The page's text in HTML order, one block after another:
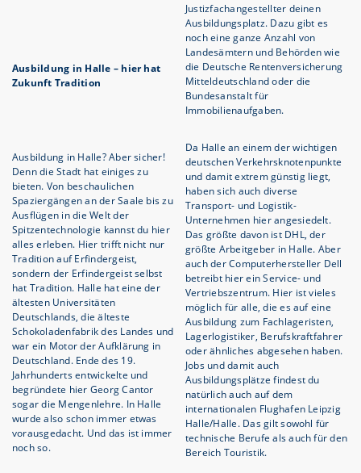
Ausbildung in Halle – hier hat
Zukunft Tradition
Ausbildung in Halle? Aber sicher!
Denn die Stadt hat einiges zu
bieten. Von beschaulichen
Spaziergängen an der Saale bis zu
Ausflügen in die Welt der
Spitzentechnologie kannst du hier
alles erleben. Hier trifft nicht nur
Tradition auf Erfindergeist,
sondern der Erfindergeist selbst
hat Tradition. Halle hat eine der
ältesten Universitäten
Deutschlands, die älteste
Schokoladenfabrik des Landes und
war ein Motor der Aufklärung in
Deutschland. Ende des 19.
Jahrhunderts entwickelte und
begründete hier Georg Cantor
sogar die Mengenlehre. In Halle
wurde also schon immer etwas
vorausgedacht. Und das ist immer
noch so.
Justizfachangestellter deinen
Ausbildungsplatz. Dazu gibt es
noch eine ganze Anzahl von
Landesämtern und Behörden wie
die Deutsche Rentenversicherung
Mitteldeutschland oder die
Bundesanstalt für
Immobilienaufgaben.
Da Halle an einem der wichtigen
deutschen Verkehrsknotenpunkte
und damit extrem günstig liegt,
haben sich auch diverse
Transport- und Logistik-
Unternehmen hier angesiedelt.
Das größte davon ist DHL, der
größte Arbeitgeber in Halle. Aber
auch der Computerhersteller Dell
betreibt hier ein Service- und
Vertriebszentrum. Hier ist vieles
möglich für alle, die es auf eine
Ausbildung zum Fachlageristen,
Lagerlogistiker, Berufskraftfahrer
oder ähnliches abgesehen haben.
Jobs und damit auch
Ausbildungsplätze findest du
natürlich auch auf dem
internationalen Flughafen Leipzig
Halle/Halle. Das gilt sowohl für
technische Berufe als auch für den
Bereich Touristik.